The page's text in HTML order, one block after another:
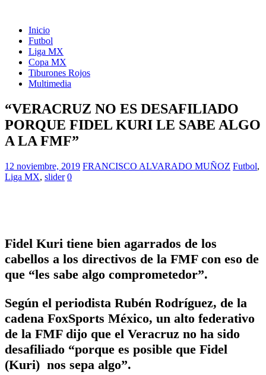
Inicio
Futbol
Liga MX
Copa MX
Tiburones Rojos
Multimedia
“VERACRUZ NO ES DESAFILIADO
PORQUE FIDEL KURI LE SABE ALGO
A LA FMF”
12 noviembre, 2019 FRANCISCO ALVARADO MUÑOZ Futbol,
Liga MX, slider 0
Fidel Kuri tiene bien agarrados de los
cabellos a los directivos de la FMF con eso de
que “les sabe algo comprometedor”.
Según el periodista Rubén Rodríguez, de la
cadena FoxSports México, un alto federativo
de la FMF dijo que el Veracruz no ha sido
desafiliado “porque es posible que Fidel
(Kuri) nos sepa algo”.